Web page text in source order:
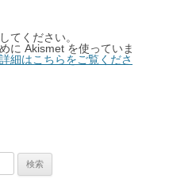
してください。
に Akismet を使っていま
細はこちらをご覧くださ